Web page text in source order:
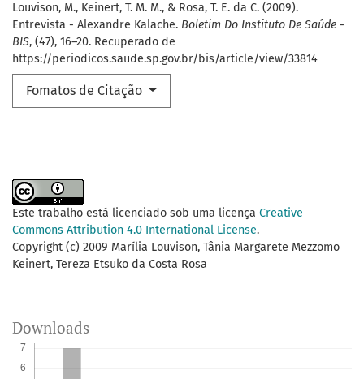
Louvison, M., Keinert, T. M. M., & Rosa, T. E. da C. (2009).
Entrevista - Alexandre Kalache. Boletim Do Instituto De Saúde -
BIS, (47), 16–20. Recuperado de
https://periodicos.saude.sp.gov.br/bis/article/view/33814
Fomatos de Citação
Este trabalho está licenciado sob uma licença Creative
Commons Attribution 4.0 International License.
Copyright (c) 2009 Marília Louvison, Tânia Margarete Mezzomo
Keinert, Tereza Etsuko da Costa Rosa
Downloads